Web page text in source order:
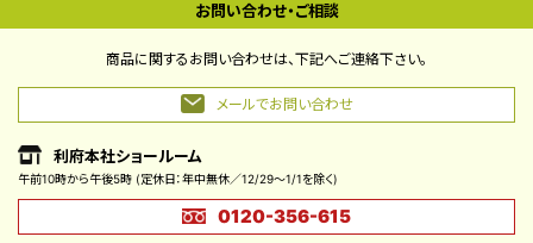
お問い合わせ・ご相談
商品に関するお問い合わせは、下記へご連絡下さい。
メールでお問い合わせ
利府本社ショールーム
午前10時から午後5時 (定休日：年中無休／12/29～1/1を除く)
0120-356-615